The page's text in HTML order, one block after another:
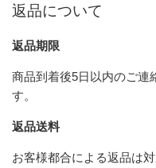
返品について
返品期限
商品到着後5日以内のご連
す。
返品送料
お客様都合による返品は